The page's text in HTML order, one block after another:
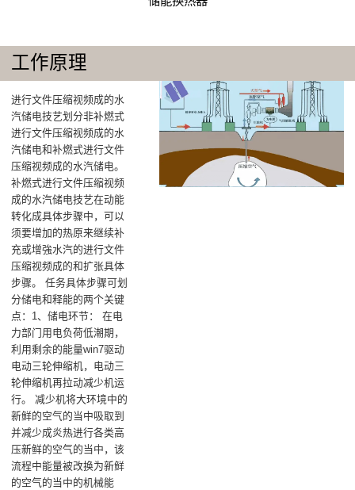
工作原理
进行文件压缩视频成的水
汽储电技艺划分非补燃式
进行文件压缩视频成的水
汽储电和补燃式进行文件
压缩视频成的水汽储电。
补燃式进行文件压缩视频
成的水汽储电技艺在动能
转化成具体步骤中，可以
须要增加的热原来继续补
充或增強水汽的进行文件
压缩视频成的和扩张具体
步骤。 任务具体步骤可划
分储电和释能的两个关键
点：‌1、储电环节‌： 在电
力部门用电负荷低潮期，
利用剩余的能量win7驱动
电动三轮伸缩机，电动三
轮伸缩机再拉动减少机运
行‌。 减少机将大环境中的
新鲜的空气的当中吸取到
并减少成炎热进行各类高
压新鲜的空气的当中，该
流程中能量被改换为新鲜
的空气的当中的机械能